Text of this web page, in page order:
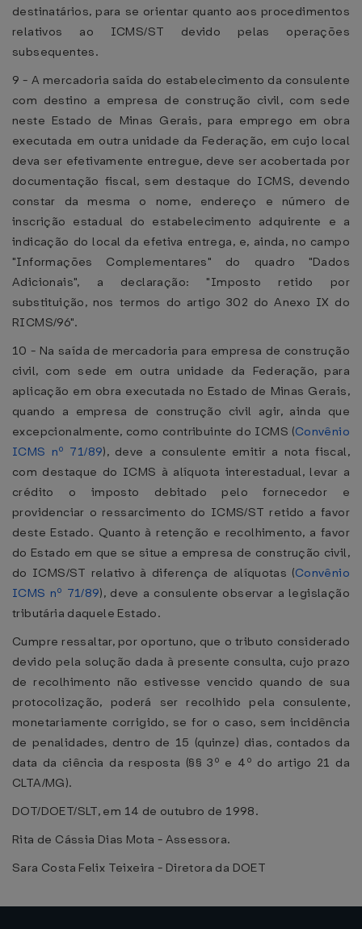
destinatários, para se orientar quanto aos procedimentos
relativos ao ICMS/ST devido pelas operações
subsequentes.
9 - A mercadoria saída do estabelecimento da consulente
com destino a empresa de construção civil, com sede
neste Estado de Minas Gerais, para emprego em obra
executada em outra unidade da Federação, em cujo local
deva ser efetivamente entregue, deve ser acobertada por
documentação fiscal, sem destaque do ICMS, devendo
constar da mesma o nome, endereço e número de
inscrição estadual do estabelecimento adquirente e a
indicação do local da efetiva entrega, e, ainda, no campo
"Informações Complementares" do quadro "Dados
Adicionais", a declaração: "Imposto retido por
substituição, nos termos do artigo 302 do Anexo IX do
RICMS/96".
10 - Na saída de mercadoria para empresa de construção
civil, com sede em outra unidade da Federação, para
aplicação em obra executada no Estado de Minas Gerais,
quando a empresa de construção civil agir, ainda que
excepcionalmente, como contribuinte do ICMS (Convênio
ICMS nº 71/89), deve a consulente emitir a nota fiscal,
com destaque do ICMS à alíquota interestadual, levar a
crédito o imposto debitado pelo fornecedor e
providenciar o ressarcimento do ICMS/ST retido a favor
deste Estado. Quanto à retenção e recolhimento, a favor
do Estado em que se situe a empresa de construção civil,
do ICMS/ST relativo à diferença de alíquotas (Convênio
ICMS nº 71/89), deve a consulente observar a legislação
tributária daquele Estado.
Cumpre ressaltar, por oportuno, que o tributo considerado
devido pela solução dada à presente consulta, cujo prazo
de recolhimento não estivesse vencido quando de sua
protocolização, poderá ser recolhido pela consulente,
monetariamente corrigido, se for o caso, sem incidência
de penalidades, dentro de 15 (quinze) dias, contados da
data da ciência da resposta (§§ 3º e 4º do artigo 21 da
CLTA/MG).
DOT/DOET/SLT, em 14 de outubro de 1998.
Rita de Cássia Dias Mota - Assessora.
Sara Costa Felix Teixeira - Diretora da DOET